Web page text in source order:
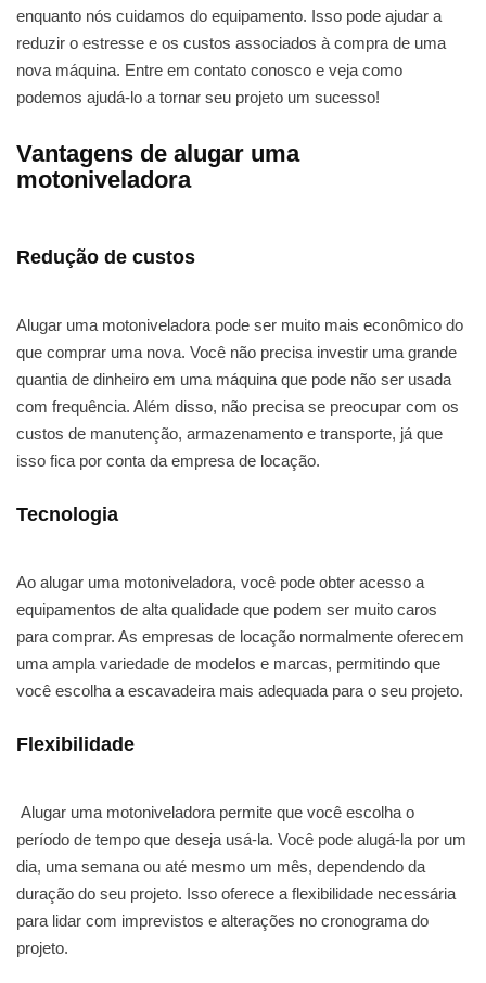
enquanto nós cuidamos do equipamento. Isso pode ajudar a
reduzir o estresse e os custos associados à compra de uma
nova máquina. Entre em contato conosco e veja como
podemos ajudá-lo a tornar seu projeto um sucesso!
Vantagens de alugar uma
motoniveladora
Redução de custos
Alugar uma motoniveladora pode ser muito mais econômico do
que comprar uma nova. Você não precisa investir uma grande
quantia de dinheiro em uma máquina que pode não ser usada
com frequência. Além disso, não precisa se preocupar com os
custos de manutenção, armazenamento e transporte, já que
isso fica por conta da empresa de locação.
Tecnologia
Ao alugar uma motoniveladora, você pode obter acesso a
equipamentos de alta qualidade que podem ser muito caros
para comprar. As empresas de locação normalmente oferecem
uma ampla variedade de modelos e marcas, permitindo que
você escolha a escavadeira mais adequada para o seu projeto.
Flexibilidade
Alugar uma motoniveladora permite que você escolha o
período de tempo que deseja usá-la. Você pode alugá-la por um
dia, uma semana ou até mesmo um mês, dependendo da
duração do seu projeto. Isso oferece a flexibilidade necessária
para lidar com imprevistos e alterações no cronograma do
projeto.